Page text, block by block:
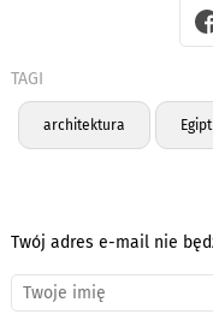
TAGI
architektura Egipt
Twój adres e-mail nie